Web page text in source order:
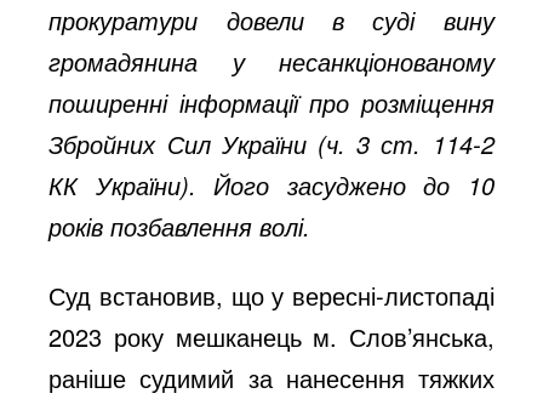
прокуратури довели в суді вину
громадянина у несанкціонованому
поширенні інформації про розміщення
Збройних Сил України (ч. 3 ст. 114-2
КК України). Його засуджено до 10
років позбавлення волі.
Суд встановив, що у вересні-листопаді
2023 року мешканець м. Слов’янська,
раніше судимий за нанесення тяжких